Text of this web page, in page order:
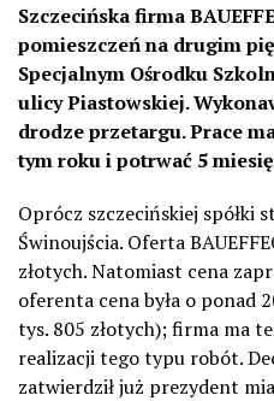
Szczecińska firma
pomieszczeń na drugim
Specjalnym Ośrodku
ulicy Piastowskiej.
drodze przetargu. Prace
tym roku i potrwać 5
Oprócz szczecińskiej spółki
Świnoujścia. Oferta
złotych. Natomiast cena
oferenta cena była o ponad
tys. 805 złotych); firma ma
realizacji tego typu robót.
zatwierdził już prezydent